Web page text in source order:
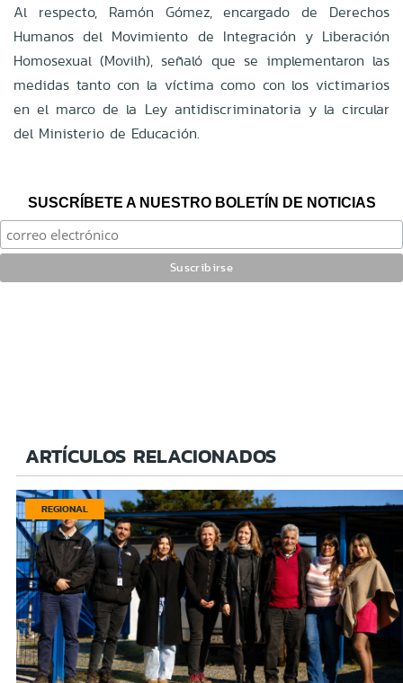
Al respecto, Ramón Gómez, encargado de Derechos
Humanos del Movimiento de Integración y Liberación
Homosexual (Movilh), señaló que se implementaron las
medidas tanto con la víctima como con los victimarios
en el marco de la Ley antidiscriminatoria y la circular
del Ministerio de Educación.
SUSCRÍBETE A NUESTRO BOLETÍN DE NOTICIAS
ARTÍCULOS RELACIONADOS
REGIONAL